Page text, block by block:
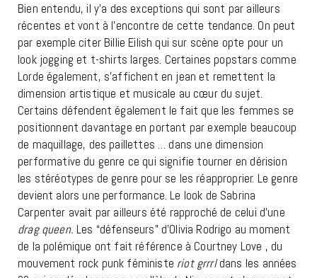
Bien entendu, il y’a des exceptions qui sont par ailleurs
récentes et vont à l’encontre de cette tendance. On peut
par exemple citer Billie Eilish qui sur scène opte pour un
look jogging et t-shirts larges. Certaines popstars comme
Lorde également, s’affichent en jean et remettent la
dimension artistique et musicale au cœur du sujet.
Certains défendent également le fait que les femmes se
positionnent davantage en portant par exemple beaucoup
de maquillage, des paillettes … dans une dimension
performative du genre ce qui signifie tourner en dérision
les stéréotypes de genre pour se les réapproprier. Le genre
devient alors une performance. Le look de Sabrina
Carpenter avait par ailleurs été rapproché de celui d’une
drag queen. Les “défenseurs” d’Olivia Rodrigo au moment
de la polémique ont fait référence à Courtney Love , du
mouvement rock punk féministe riot grrrldans les années